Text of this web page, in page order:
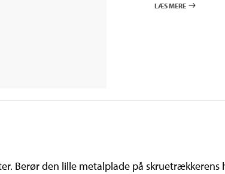
LÆS MERE
Berør den lille metalplade på skruetrækkerens